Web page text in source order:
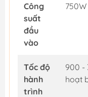
Công
suất
đầu
vào
750W
Tốc độ
hành
trình
900 -
hoạt